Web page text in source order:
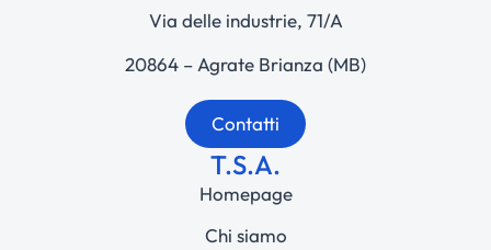
Via delle industrie, 71/A
20864 – Agrate Brianza (MB)
Contatti
T.S.A.
Homepage
Chi siamo